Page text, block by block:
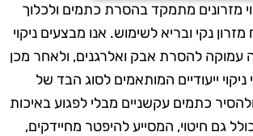
מזרונים מתמקד בהסרת כתמים ולכלוך
נקי ובריא לשימוש. אנו מבצעים ניקוי
עמוקה להסרת אבק ואלרגנים, ולאחר מכן
ייעודיים המותאמים לסוג הבד של
כתמים עקשניים מבלי לפגוע באיכות
גם חיטוי, המסייע להיפטר מחיידקים,